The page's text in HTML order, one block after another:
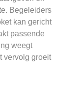
Begeleiders
kan gericht
passende
weegt
vervolg groeit